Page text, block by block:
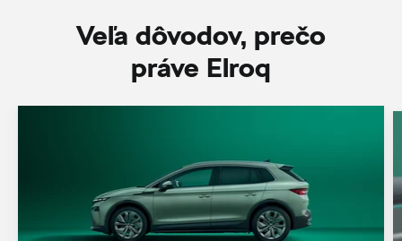
Veľa dôvodov, prečo
práve Elroq